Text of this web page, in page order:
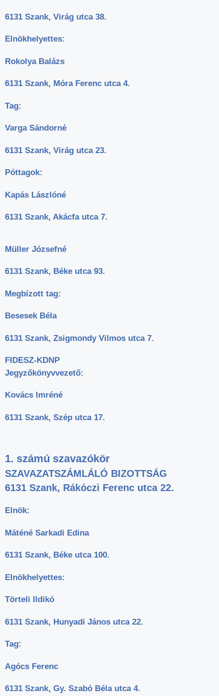
6131 Szank, Virág utca 38.
Elnökhelyettes:
Rokolya Balázs
6131 Szank, Móra Ferenc utca 4.
Tag:
Varga Sándorné
6131 Szank, Virág utca 23.
Póttagok:
Kapás Lászlóné
6131 Szank, Akácfa utca 7.
Müller Józsefné
6131 Szank, Béke utca 93.
Megbízott tag:
Besesek Béla
6131 Szank, Zsigmondy Vilmos utca 7.
FIDESZ-KDNP
Jegyzőkönyvvezető:
Kovács Imréné
6131 Szank, Szép utca 17.
1. számú szavazókör
SZAVAZATSZÁMLÁLÓ BIZOTTSÁG
6131 Szank, Rákóczi Ferenc utca 22.
Elnök:
Máténé Sarkadi Edina
6131 Szank, Béke utca 100.
Elnökhelyettes:
Törteli Ildikó
6131 Szank, Hunyadi János utca 22.
Tag:
Agócs Ferenc
6131 Szank, Gy. Szabó Béla utca 4.